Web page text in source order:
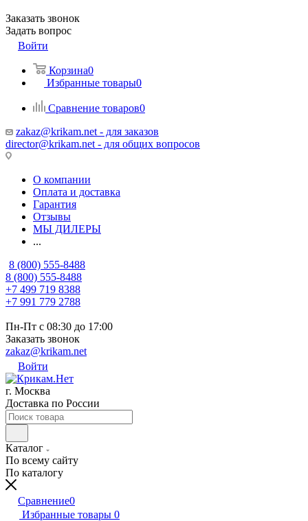
Заказать звонок
Задать вопрос
Войти
Корзина0
Избранные товары0
Сравнение товаров0
zakaz@krikam.net - для заказов
director@krikam.net - для общих вопросов
О компании
Оплата и доставка
Гарантия
Отзывы
МЫ ДИЛЕРЫ
...
8 (800) 555-8488
8 (800) 555-8488
+7 499 719 8388
+7 991 779 2788
Пн-Пт с 08:30 до 17:00
Заказать звонок
zakaz@krikam.net
Войти
г. Москва
Доставка по России
Каталог
По всему сайту
По каталогу
Сравнение0
Избранные товары 0